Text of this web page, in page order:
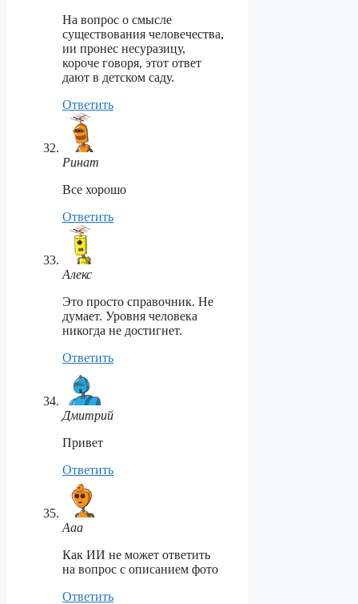
На вопрос о смысле
существования человечества,
ии пронес несуразицу,
короче говоря, этот ответ
дают в детском саду.
Ответить
Ринат
Все хорошо
Ответить
Алекс
Это просто справочник. Не
думает. Уровня человека
никогда не достигнет.
Ответить
Дмитрий
Привет
Ответить
Ааа
Как ИИ не может ответить
на вопрос с описанием фото
Ответить